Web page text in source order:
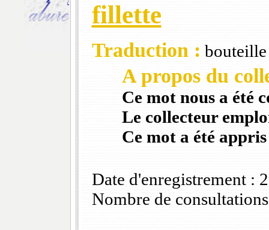
fillette
Traduction :
A propos du
Ce mot nous a été
Le collecteur
Ce mot a été
Date d'enregistrement :
Nombre de